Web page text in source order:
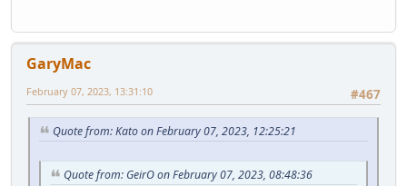
GaryMac
#467
February 07, 2023, 13:31:10
Quote from: Kato on February 07, 2023, 12:25:21
Quote from: GeirO on February 07, 2023, 08:48:36